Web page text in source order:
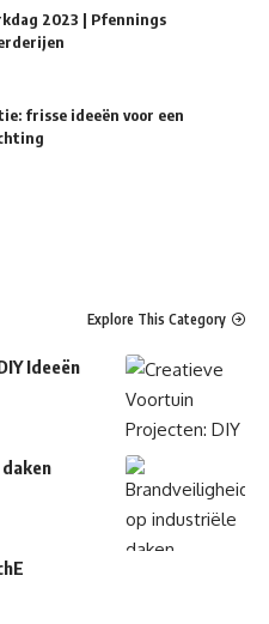
2023 | Pfennings
frisse ideeën voor een
Explore This Category
Ideeën